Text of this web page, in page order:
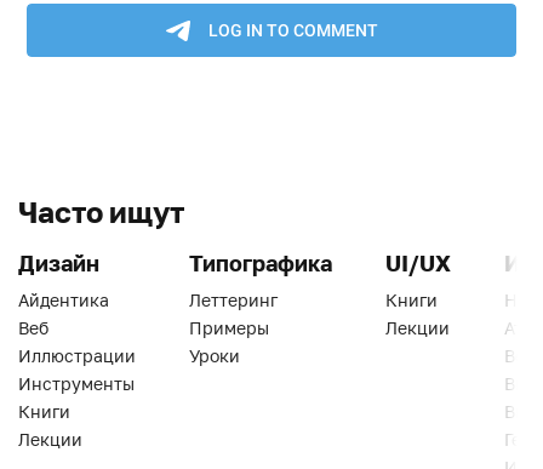
Часто ищут
Дизайн
Айдентика
Веб
Иллюстрации
Инструменты
Книги
Лекции
Типографика
Леттеринг
Примеры
Уроки
UI/UX
Книги
Лекции
Веб